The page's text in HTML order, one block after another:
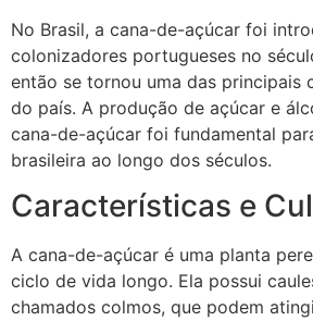
No Brasil, a cana-de-açúcar foi
colonizadores portugueses no
então se tornou uma das principais
do país. A produção de açúcar e
cana-de-açúcar foi fundamental
brasileira ao longo dos séculos.
Características e
A cana-de-açúcar é uma planta
ciclo de vida longo. Ela possui
chamados colmos, que podem